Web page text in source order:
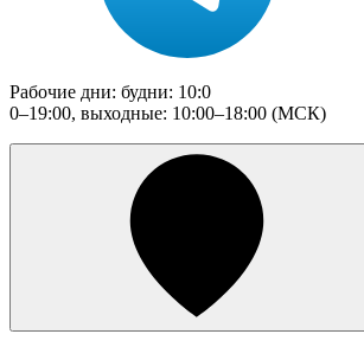
Рабочие дни: будни: 10:0
0–19:00, выходные: 10:00–18:00 (МСК)